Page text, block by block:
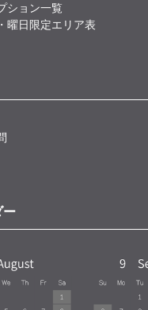
ション一覧
曜日限定エリア表
ー